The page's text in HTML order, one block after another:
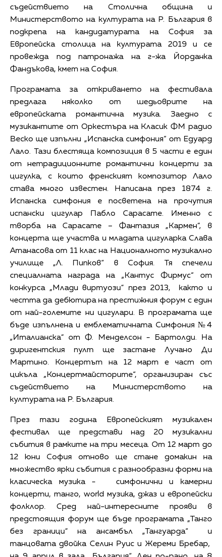
съдействието на Столична община и
Министерството на културата на Р. България в
подкрепа на кандидатурата на София за
Европейска столица на културата 2019 и се
провежда под патронажа на г-жа Йорданка
Фандъкова, кмет на София.
Програмата за откриването на фестивала
предлага няколко от шедьоврите на
европейската романтична музика. Заедно с
музикантите от Оркестъра на Класик ФМ радио
Веско ще изпълни „Испанска симфония“ от Едуард
Лало. Тази блестяща композиция в 5 части е един
от нетрадиционните романтични концерти за
цигулка, с които френският композитор Лало
става много известен. Написана през 1874 г.
Испанска симфония е посветена на прочутия
испански цигулар Пабло Сарасате. Именно с
творба на Сарасате – Фантазия „Кармен“, в
концерта ще участва и младата цигуларка Слава
Атанасова от 11 клас на Националното музикално
училище „Л. Пипков“ в София. Тя спечели
специалната награда на „Кантус Фирмус“ от
конкурса „Млади виртуози“ през 2013, както и
честта да дебютира на престижния форум с един
от най-големите ни цигулари. В програмата ще
бъде изпълнена и емблематичната Симфония №4
„Италианска“ от Ф. Менделсон - Бартолди. На
диригентския пулт ще застане Лучано Ди
Мартино. Концертът на 12 март е част от
цикъла „Концертмайсторите“, организиран със
съдействието на Министерството на
културата на Р. България.
През тази година Европейският музикален
фестивал ще представи над 20 музикални
събития в рамките на три месеца. От 12 март до
12 юни София отново ще стане домакин на
множество ярки събития с разнообразни форми на
класическа музика - симфонични и камерни
концерти, танго, world музика, джаз и европейски
фолклор. Сред най-интересните прояви в
предстоящия форум ще бъде програмата „Танго
без граници“ на ансамбъл „Тангуарда“ и
танцовата двойка Селин Руис и Жереми Бребар,